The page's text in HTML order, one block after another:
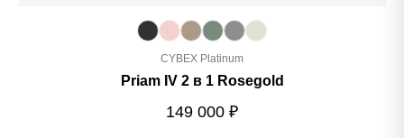
CYBEX Platinum
Priam IV 2 в 1 Rosegold
149 000 ₽